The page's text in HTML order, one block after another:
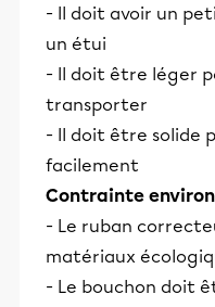
- Il doit avoir un
un étui
- Il doit être léger
transporter
- Il doit être solide
facilement
Contrainte
- Le ruban
matériaux
- Le bouchon doit